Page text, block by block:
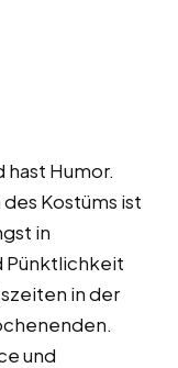
hast Humor.
Kostüms ist
in
Pünktlichkeit
in der
und